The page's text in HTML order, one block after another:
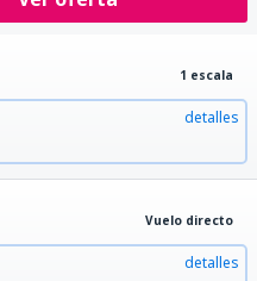
1 escala
detalles
Vuelo directo
detalles